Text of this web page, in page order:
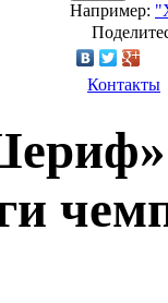
Например:
Контакты